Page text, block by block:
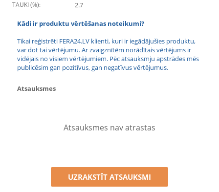
TAUKI (%): 2.7
Kādi ir produktu vērtēšanas noteikumi?
Tikai reģistrēti FERA24.LV klienti, kuri ir iegādājušies produktu,
var dot tai vērtējumu. Ar zvaigznītēm norādītais vērtējums ir
vidējais no visiem vērtējumiem. Pēc atsauksmju apstrādes mēs
publicēsim gan pozitīvus, gan negatīvus vērtējumus.
Atsauksmes
Atsauksmes nav atrastas
UZRAKSTĪT ATSAUKSMI